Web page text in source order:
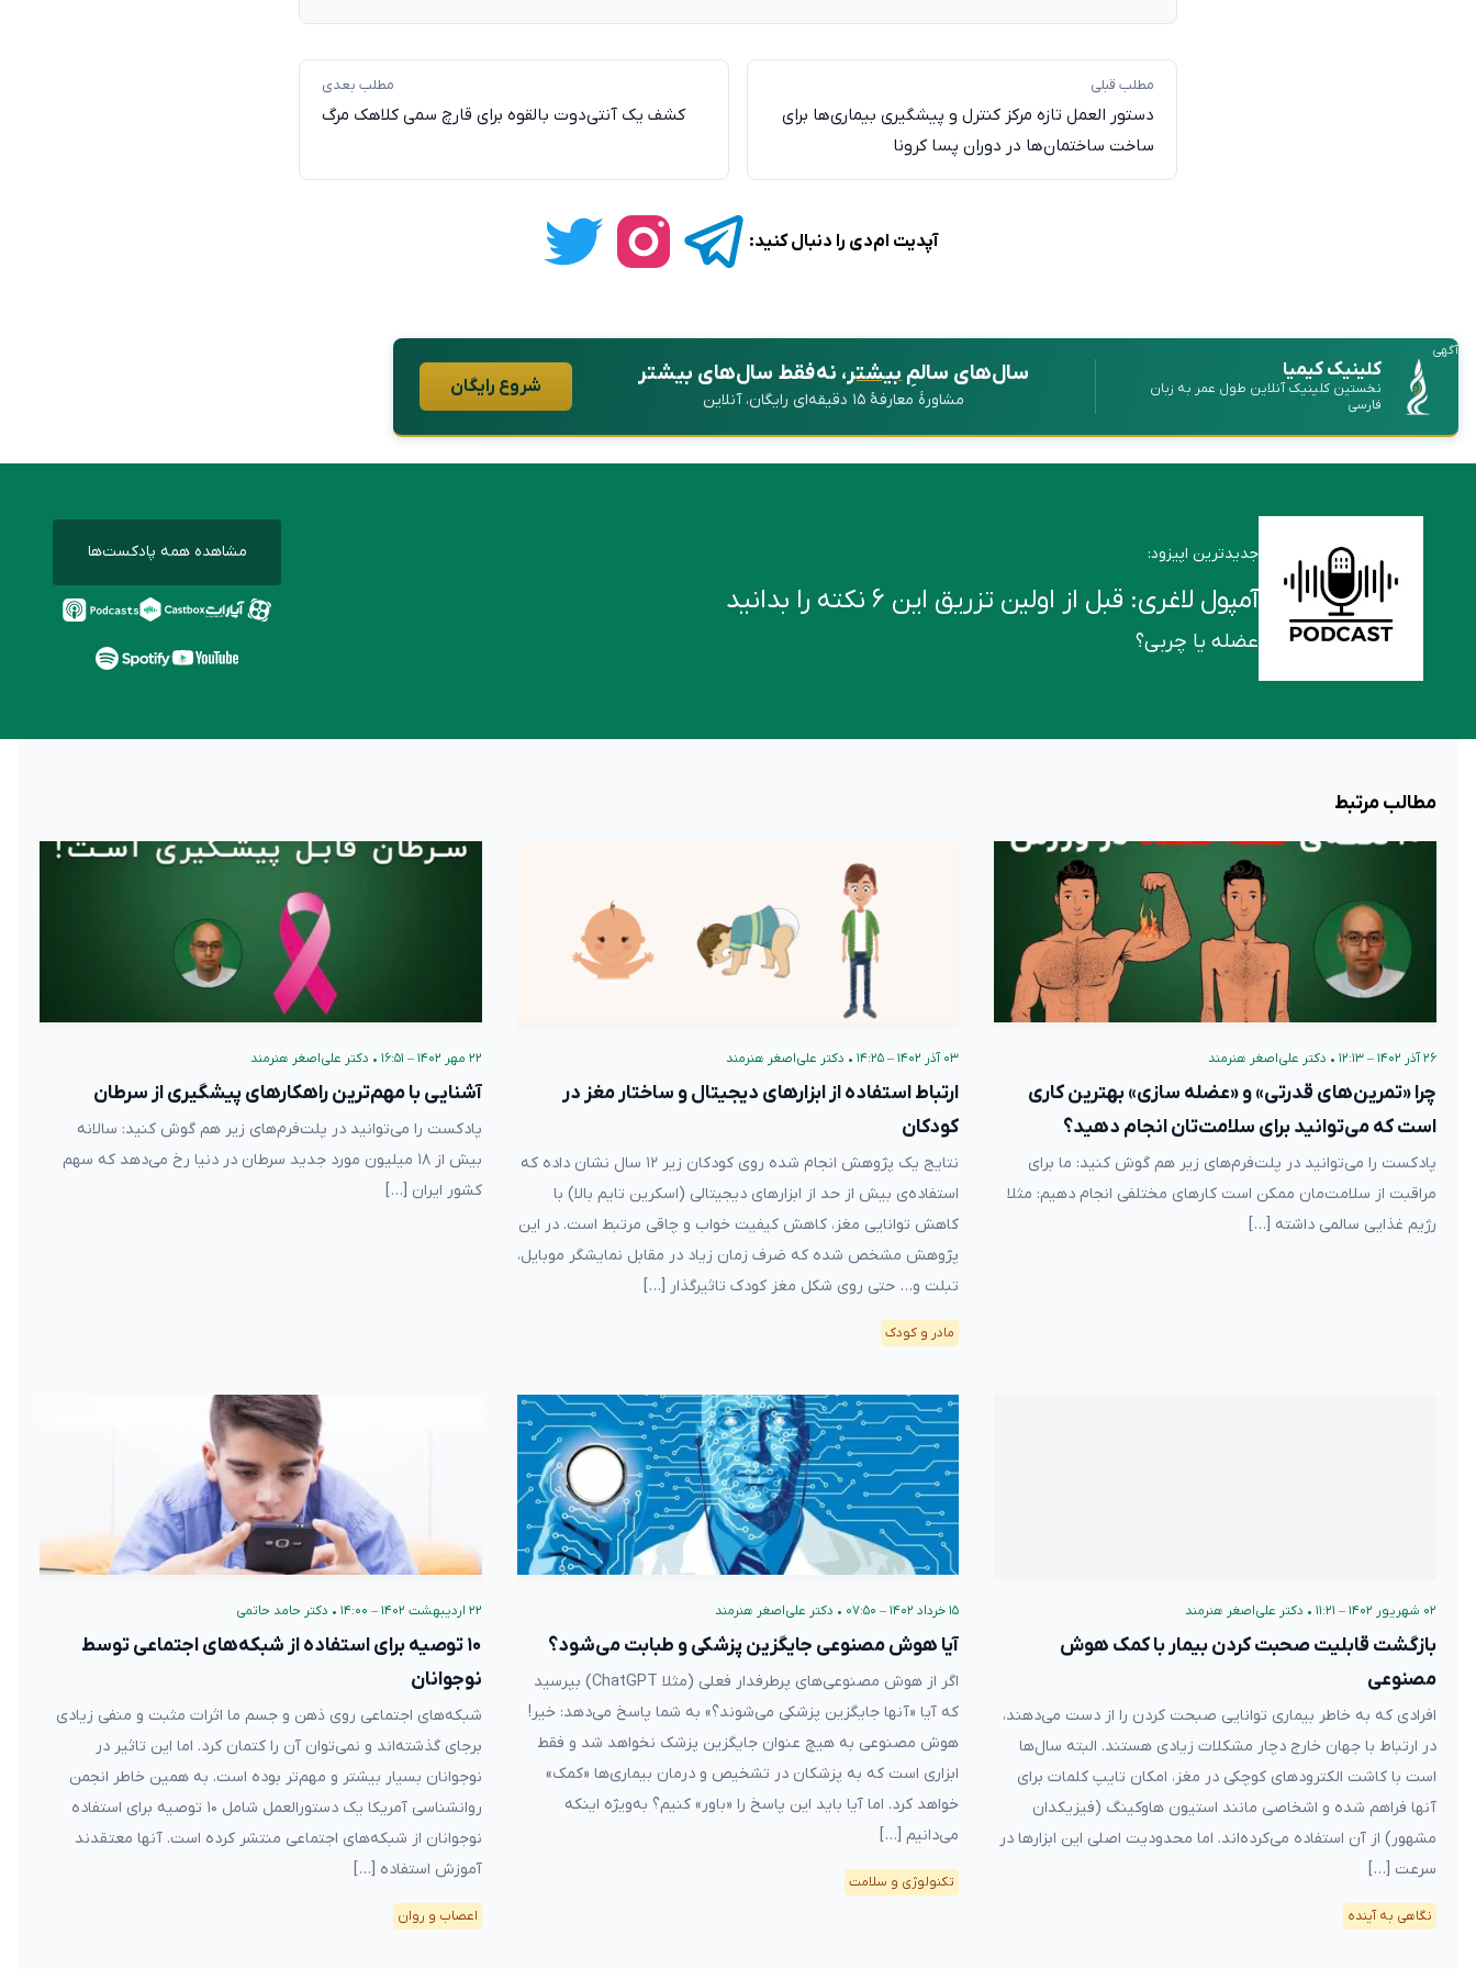
مطلب قبلی
دستور العمل تازه مرکز کنترل و پیشگیری بیماری‌ها برای
ساخت ساختمان‌ها در دوران پسا کرونا
مطلب بعدی
کشف یک آنتی‌دوت بالقوه برای قارچ سمی کلاهک مرگ
آپدیت ام‌دی را دنبال کنید:
آگهی
کلینیک کیمیا
نخستین کلینیک آنلاین طول عمر به زبان
فارسی
سال‌های سالمِبیشتر، نه فقط سال‌های بیشتر
مشاورهٔ معارفهٔ ۱۵ دقیقه‌ای رایگان، آنلاین
شروع رایگان
جدیدترین اپیزود:
آمپول لاغری: قبل از اولین تزریق این ۶ نکته را بدانید
عضله یا چربی؟
مشاهده همه پادکست‌ها
مطالب مرتبط
۲۶ آذر ۱۴۰۲ – ۱۲:۱۳ • دکتر علی‌اصغر هنرمند
چرا «تمرین‌های قدرتی» و «عضله سازی» بهترین کاری
است که می‌توانید برای سلامت‌تان انجام دهید؟
پادکست را می‌توانید در پلت‌فرم‌های زیر هم گوش کنید: ما برای
مراقبت از سلامت‌مان ممکن است کارهای مختلفی انجام دهیم: مثلا
رژیم غذایی سالمی داشته […]
۰۳ آذر ۱۴۰۲ – ۱۴:۲۵ • دکتر علی‌اصغر هنرمند
ارتباط استفاده از ابزارهای دیجیتال و ساختار مغز در
کودکان
نتایج یک پژوهش انجام شده روی کودکان زیر ۱۲ سال نشان داده که
استفاده‌ی بیش از حد از ابزارهای دیجیتالی (اسکرین تایم بالا) با
کاهش توانایی مغز، کاهش کیفیت خواب و چاقی مرتبط است. در این
پژوهش مشخص شده که صَرف زمان زیاد در مقابل نمایشگر موبایل،
تبلت و… حتی روی شکل مغز کودک تاثیرگذار […]
مادر و کودک
۲۲ مهر ۱۴۰۲ – ۱۶:۵۱ • دکتر علی‌اصغر هنرمند
آشنایی با مهم‌ترین راهکارهای پیشگیری از سرطان
پادکست را می‌توانید در پلت‌فرم‌های زیر هم گوش کنید: سالانه
بیش از ۱۸ میلیون مورد جدید سرطان در دنیا رخ می‌دهد که سهم
کشور ایران […]
۰۲ شهریور ۱۴۰۲ – ۱۱:۲۱ • دکتر علی‌اصغر هنرمند
بازگشت قابلیت صحبت کردن بیمار با کمک هوش
مصنوعی
افرادی که به خاطر بیماری‌ توانایی صبحت‌ کردن را از دست می‌دهند،
در ارتباط با جهان خارج دچار مشکلات زیادی هستند. البته سال‌ها
است با کاشت الکترود‌های کوچکی در مغز، امکان تایپ کلمات برای
آنها فراهم شده و اشخاصی مانند استیون هاوکینگ (فیزیکدان
مشهور) از آن استفاده می‌کرده‌اند. اما محدودیت اصلی این ابزارها در
سرعت […]
نگاهی به آینده
۱۵ خرداد ۱۴۰۲ – ۰۷:۵۰ • دکتر علی‌اصغر هنرمند
آیا هوش مصنوعی جایگزین پزشکی و طبابت می‌شود؟
اگر از هوش مصنوعی‌های پرطرفدار فعلی (مثلا ChatGPT) بپرسید
که آیا «آنها جایگزین پزشکی می‌شوند؟» به شما پاسخ می‌دهد: خیر!
هوش مصنوعی به هیچ عنوان جایگزین پزشک نخواهد شد و فقط
ابزاری است که به پزشکان در تشخیص و درمان بیماری‌ها «کمک»
خواهد کرد. اما آیا باید این پاسخ را «باور» کنیم؟ به‌ویژه اینکه
می‌دانیم […]
تکنولوژی و سلامت
۲۲ اردیبهشت ۱۴۰۲ – ۱۴:۰۰ • دکتر حامد حاتمی
۱۰ توصیه برای استفاده از شبکه‌های اجتماعی توسط
نوجوانان
شبکه‌های اجتماعی روی ذهن و جسم ما اثرات مثبت و منفی زیادی
برجای گذشته‌اند و نمی‌توان آن را کتمان کرد. اما این تاثیر در
نوجوانان بسیار بیشتر و مهم‌تر بوده است. به همین خاطر انجمن
روانشناسی آمریکا یک دستورالعمل شامل ۱۰ توصیه برای استفاده
نوجوانان از شبکه‌های اجتماعی منتشر کرده است. آنها معتقدند
آموزش استفاده […]
اعصاب و روان